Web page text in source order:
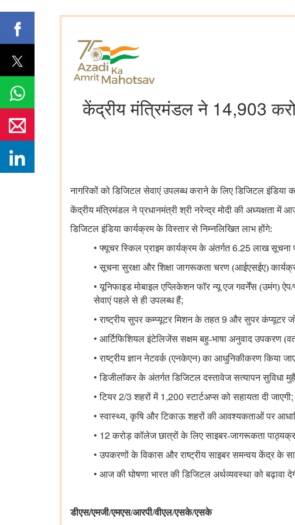
केंद्रीय मंत्रिमंडल ने 14,903
नागरिकों को डिजिटल सेवाएं उपलब्ध कराने के लिए डिजिटल इंडिया
केंद्रीय मंत्रिमंडल ने प्रधानमंत्री श्री नरेन्द्र मोदी की अध्यक्षता
डिजिटल इंडिया कार्यक्रम के विस्तार से निम्नलिखित लाभ होंगे:
•फ्यूचर स्किल प्राइम कार्यक्रम के अंतर्गत6.25लाख सूचना
•सूचना सुरक्षा और शिक्षा जागरूकता चरण (आईएसईए)
•यूनिफाइड मोबाइल एप्लिकेशन फॉर न्यू एज गवर्नेंस (उमंग)
सेवाएं पहले से ही उपलब्ध हैं;
•राष्ट्रीय सुपर कम्प्यूटर मिशन के तहत9 और सुपर कंप्यूटर
• आर्टिफिशियल इंटेलिजेंस सक्षम बहु-भाषा अनुवाद उपकरण
•राष्ट्रीय ज्ञान नेटवर्क (एनकेएन) का आधुनिकीकरण किया
•डिजीलॉकर के अंतर्गत डिजिटल दस्तावेज सत्यापन सुविधा
•टियर 2/3 शहरों में 1,200 स्टार्टअप्स को सहायता दी जाएगी;
•स्वास्थ्य,कृषि और टिकाऊ शहरों की आवश्यकताओं पर
• 12करोड़ कॉलेज छात्रों के लिए साइबर-जागरूकता
•उपकरणों के विकास और राष्ट्रीय साइबर समन्वय केंद्र के
• आज की घोषणा भारत की डिजिटल अर्थव्यवस्था को बढ़ावा
डीएस/एमजी/एमएस/आरपी/वीएल/एसके/एसके